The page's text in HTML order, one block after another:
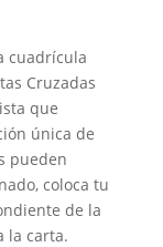
cuadrícula
Cruzadas
que
única de
pueden
coloca tu
de la
la carta.